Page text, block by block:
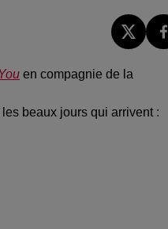
en compagnie de la
beaux jours qui arrivent :